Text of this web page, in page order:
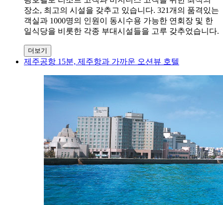
장소, 최고의 시설을 갖추고 있습니다. 321개의 품격있는
객실과 1000명의 인원이 동시수용 가능한 연회장 및 한
일식당을 비롯한 각종 부대시설들을 고루 갖추었습니다.
더보기
제주공항 15분, 제주항과 가까운 오션뷰 호텔